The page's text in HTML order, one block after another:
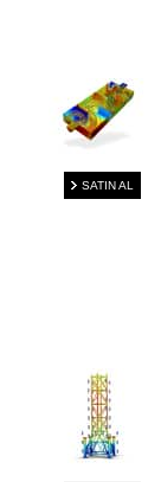
SATIN AL